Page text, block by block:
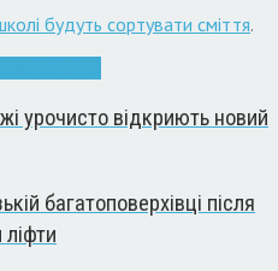
будуть сортувати сміття.
урочисто відкриють новий
багатоповерхівці після